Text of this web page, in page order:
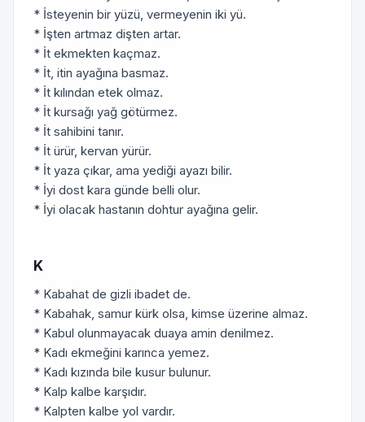
* İsteyenin bir yüzü, vermeyenin iki yü.
* İşten artmaz dişten artar.
* İt ekmekten kaçmaz.
* İt, itin ayağına basmaz.
* İt kılından etek olmaz.
* İt kursağı yağ götürmez.
* İt sahibini tanır.
* İt ürür, kervan yürür.
* İt yaza çıkar, ama yediği ayazı bilir.
* İyi dost kara günde belli olur.
* İyi olacak hastanın dohtur ayağına gelir.
K
* Kabahat de gizli ibadet de.
* Kabahak, samur kürk olsa, kimse üzerine almaz.
* Kabul olunmayacak duaya amin denilmez.
* Kadı ekmeğini karınca yemez.
* Kadı kızında bile kusur bulunur.
* Kalp kalbe karşıdır.
* Kalpten kalbe yol vardır.